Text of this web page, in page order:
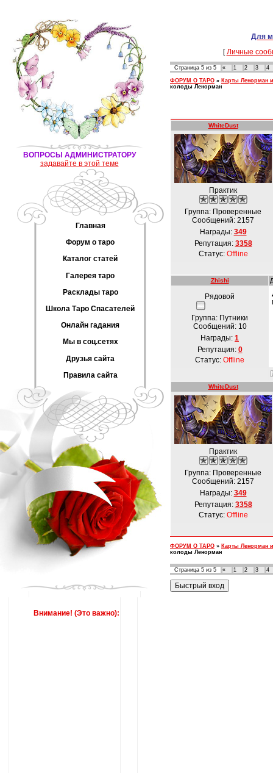
ВОПРОСЫ АДМИНИСТРАТОРУ
задавайте в этой теме
Главная
Форум о таро
Каталог статей
Галерея таро
Расклады таро
Школа Таро Спасателей
Онлайн гадания
Мы в соц.сетях
Друзья сайта
Правила сайта
Внимание! (Это важно):
Для
[ Личные
Страница 5 из 5 « 1 2 3 4
ФОРУМ О ТАРО » Карты Ленорман
колоды Ленорман
WhiteDust
Практик
Группа: Проверенные
Сообщений: 2157
Награды: 349
Репутация: 3358
Статус: Offline
Zhishi
Рядовой
Группа: Путники
Сообщений: 10
Награды: 1
Репутация: 0
Статус: Offline
WhiteDust
Практик
Группа: Проверенные
Сообщений: 2157
Награды: 349
Репутация: 3358
Статус: Offline
ФОРУМ О ТАРО » Карты Ленорман
колоды Ленорман
Страница 5 из 5 « 1 2 3 4